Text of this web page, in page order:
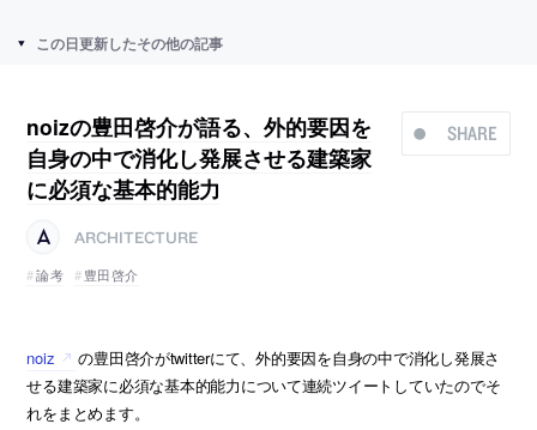
この日更新したその他の記事
SHARE
noizの豊田啓介が語る、外的要因を
自身の中で消化し発展させる建築家
に必須な基本的能力
ARCHITECTURE
論考
豊田啓介
noiz
の豊田啓介がtwitterにて、外的要因を自身の中で消化し発展さ
せる建築家に必須な基本的能力について連続ツイートしていたのでそ
れをまとめます。